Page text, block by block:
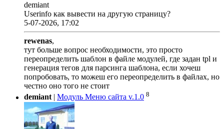
demiant
Userinfo как вывести на другую страницу?
5-07-2026, 17:02
rewenas,
тут больше вопрос необходимости, это просто
переопределить шаблон в файле модулей, где задан tpl и
генерация тегов для парсинга шаблона, если хочеш
попробовать, то можеш его переопределить в файлах, но
честно оно того не стоит
demiant| Модуль Меню сайта v.1.0 8